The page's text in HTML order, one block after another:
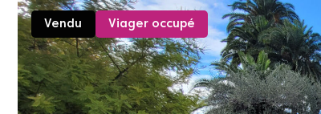
Vendu Viager occupé